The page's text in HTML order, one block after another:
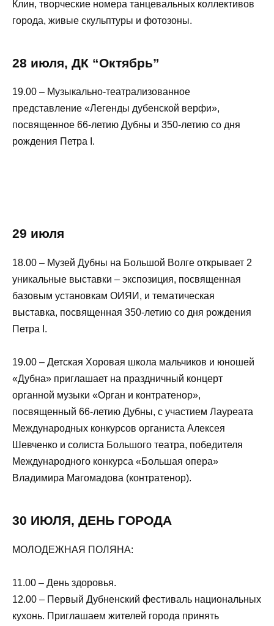
Клин, творческие номера танцевальных коллективов
города, живые скульптуры и фотозоны.
28 июля, ДК “Октябрь”
19.00 – Музыкально-театрализованное
представление «Легенды дубенской верфи»,
посвященное 66-летию Дубны и 350-летию со дня
рождения Петра I.
29 июля
18.00 – Музей Дубны на Большой Волге открывает 2
уникальные выставки – экспозиция, посвященная
базовым установкам ОИЯИ, и тематическая
выставка, посвященная 350-летию со дня рождения
Петра I.
19.00 – Детская Хоровая школа мальчиков и юношей
«Дубна» приглашает на праздничный концерт
органной музыки «Орган и контратенор»,
посвященный 66-летию Дубны, с участием Лауреата
Международных конкурсов органиста Алексея
Шевченко и солиста Большого театра, победителя
Международного конкурса «Большая опера»
Владимира Магомадова (контратенор).
30 ИЮЛЯ, ДЕНЬ ГОРОДА
МОЛОДЕЖНАЯ ПОЛЯНА:
11.00 – День здоровья.
12.00 – Первый Дубненский фестиваль национальных
кухонь. Приглашаем жителей города принять